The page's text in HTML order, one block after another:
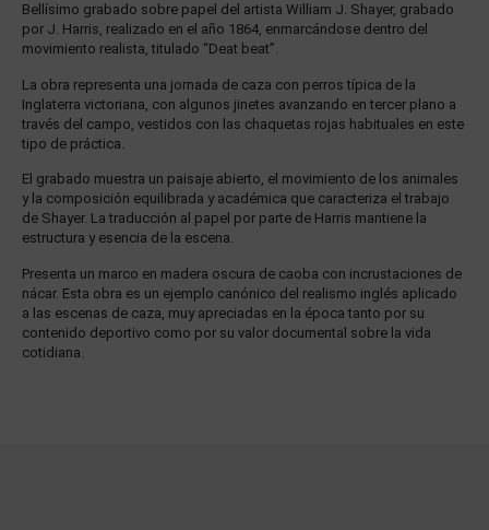
Bellísimo grabado sobre papel del artista William J. Shayer, grabado
por J. Harris, realizado en el año 1864, enmarcándose dentro del
movimiento realista, titulado “Deat beat”.
La obra representa una jornada de caza con perros típica de la
Inglaterra victoriana, con algunos jinetes avanzando en tercer plano a
través del campo, vestidos con las chaquetas rojas habituales en este
tipo de práctica.
El grabado muestra un paisaje abierto, el movimiento de los animales
y la composición equilibrada y académica que caracteriza el trabajo
de Shayer. La traducción al papel por parte de Harris mantiene la
estructura y esencia de la escena.
Presenta un marco en madera oscura de caoba con incrustaciones de
nácar. Esta obra es un ejemplo canónico del realismo inglés aplicado
a las escenas de caza, muy apreciadas en la época tanto por su
contenido deportivo como por su valor documental sobre la vida
cotidiana.